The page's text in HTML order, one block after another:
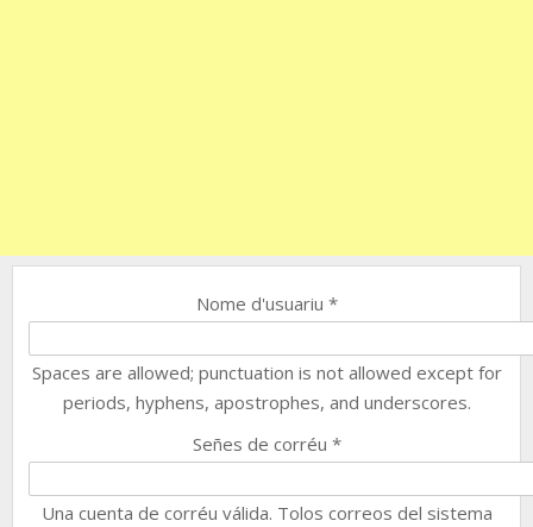
Nome d'usuariu *
Spaces are allowed; punctuation is not allowed except for
periods, hyphens, apostrophes, and underscores.
Señes de corréu *
Una cuenta de corréu válida. Tolos correos del sistema